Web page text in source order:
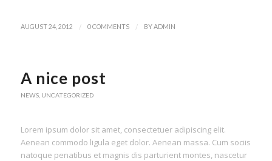
AUGUST 24, 2012 / 0 COMMENTS / BYADMIN
A nice post
NEWS, UNCATEGORIZED
Lorem ipsum dolor sit amet, consectetuer adipiscing elit.
Aenean commodo ligula eget dolor. Aenean massa. Cum sociis
natoque penatibus et magnis dis parturient montes, nascetur